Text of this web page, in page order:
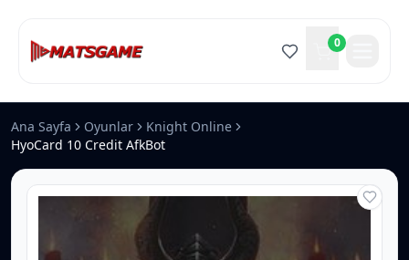
0
Ana Sayfa Oyunlar
Knight Online
HyoCard 10 Credit AfkBot